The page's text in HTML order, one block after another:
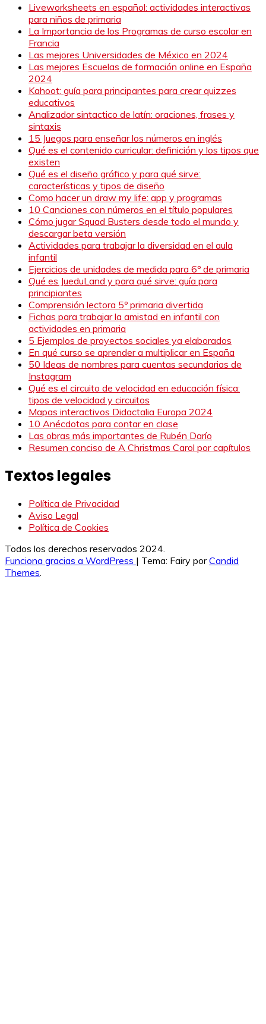
Liveworksheets en español: actividades interactivas
para niños de primaria
La Importancia de los Programas de curso escolar en
Francia
Las mejores Universidades de México en 2024
Las mejores Escuelas de formación online en España
2024
Kahoot: guía para principantes para crear quizzes
educativos
Analizador sintactico de latín: oraciones, frases y
sintaxis
15 Juegos para enseñar los números en inglés
Qué es el contenido curricular: definición y los tipos que
existen
Qué es el diseño gráfico y para qué sirve:
características y tipos de diseño
Como hacer un draw my life: app y programas
10 Canciones con números en el título populares
Cómo jugar Squad Busters desde todo el mundo y
descargar beta versión
Actividades para trabajar la diversidad en el aula
infantil
Ejercicios de unidades de medida para 6º de primaria
Qué es JueduLand y para qué sirve: guía para
principiantes
Comprensión lectora 5º primaria divertida
Fichas para trabajar la amistad en infantil con
actividades en primaria
5 Ejemplos de proyectos sociales ya elaborados
En qué curso se aprender a multiplicar en España
50 Ideas de nombres para cuentas secundarias de
Instagram
Qué es el circuito de velocidad en educación física:
tipos de velocidad y circuitos
Mapas interactivos Didactalia Europa 2024
10 Anécdotas para contar en clase
Las obras más importantes de Rubén Darío
Resumen conciso de A Christmas Carol por capítulos
Textos legales
Política de Privacidad
Aviso Legal
Política de Cookies
Todos los derechos reservados 2024.
Funciona gracias a WordPress | Tema: Fairy porCandid
Themes.